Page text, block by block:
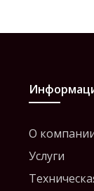
О
Услуги